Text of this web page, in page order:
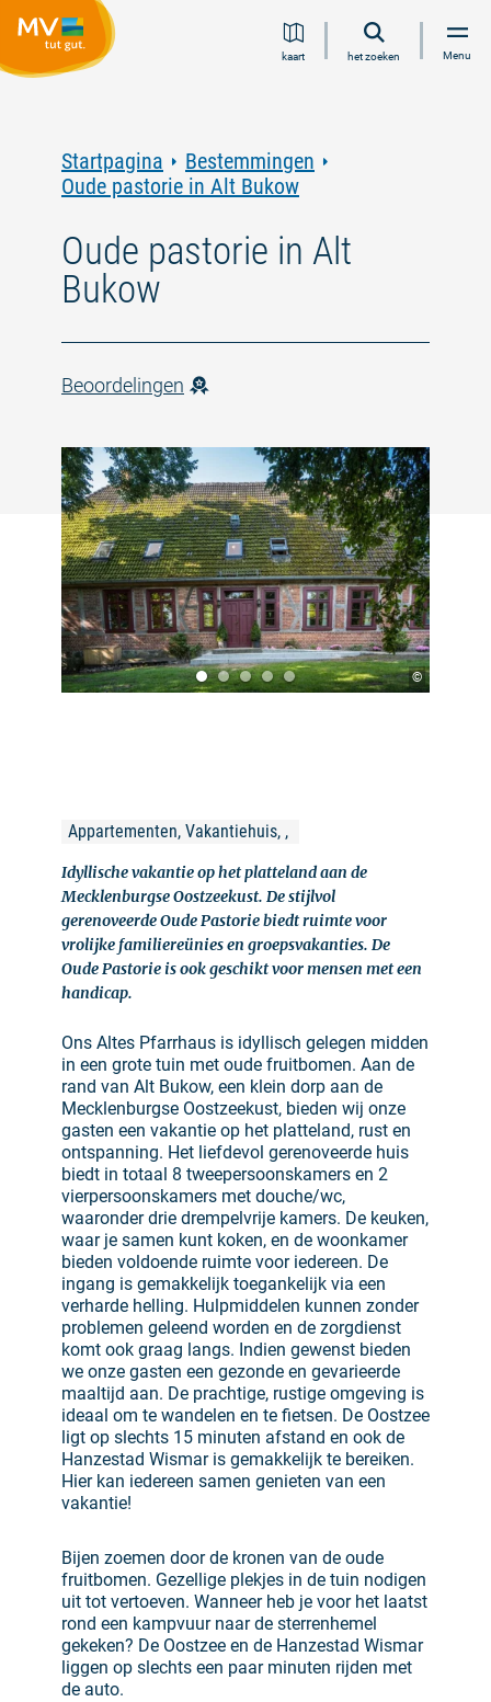
Ga
naar
Ga
naar
Ga
naar
Ga
naar
kaart het zoeken Menu
Startpagina
Bestemmingen
Oude pastorie in Alt Bukow
Oude pastorie in Alt
Bukow
Beoordelingen
©
Appartementen, Vakantiehuis, ,
Idyllische vakantie op het platteland aan de
Mecklenburgse Oostzeekust. De stijlvol
gerenoveerde Oude Pastorie biedt ruimte voor
vrolijke familiereünies en groepsvakanties. De
Oude Pastorie is ook geschikt voor mensen met een
handicap.
Ons Altes Pfarrhaus is idyllisch gelegen midden
in een grote tuin met oude fruitbomen. Aan de
rand van Alt Bukow, een klein dorp aan de
Mecklenburgse Oostzeekust, bieden wij onze
gasten een vakantie op het platteland, rust en
ontspanning. Het liefdevol gerenoveerde huis
biedt in totaal 8 tweepersoonskamers en 2
vierpersoonskamers met douche/wc,
waaronder drie drempelvrije kamers. De keuken,
waar je samen kunt koken, en de woonkamer
bieden voldoende ruimte voor iedereen. De
ingang is gemakkelijk toegankelijk via een
verharde helling. Hulpmiddelen kunnen zonder
problemen geleend worden en de zorgdienst
komt ook graag langs. Indien gewenst bieden
we onze gasten een gezonde en gevarieerde
maaltijd aan. De prachtige, rustige omgeving is
ideaal om te wandelen en te fietsen. De Oostzee
ligt op slechts 15 minuten afstand en ook de
Hanzestad Wismar is gemakkelijk te bereiken.
Hier kan iedereen samen genieten van een
vakantie!
Bijen zoemen door de kronen van de oude
fruitbomen. Gezellige plekjes in de tuin nodigen
uit tot vertoeven. Wanneer heb je voor het laatst
rond een kampvuur naar de sterrenhemel
gekeken? De Oostzee en de Hanzestad Wismar
liggen op slechts een paar minuten rijden met
de auto.